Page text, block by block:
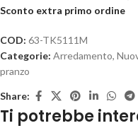
Sconto extra primo ordine
COD: 63-TK5111M
Categorie: Arredamento,
pranzo
Share:
Ti potrebbe